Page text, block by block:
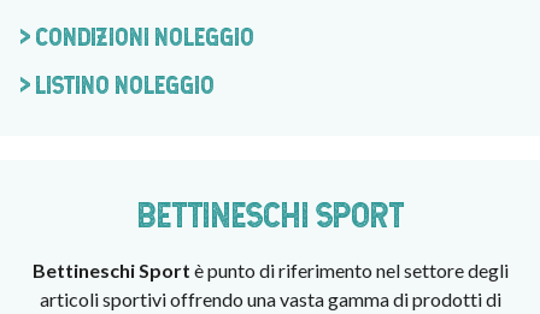
> CONDIZIONI NOLEGGIO
> LISTINO NOLEGGIO
BETTINESCHI SPORT
Bettineschi Sport è punto di riferimento nel settore degli
articoli sportivi offrendo una vasta gamma di prodotti di